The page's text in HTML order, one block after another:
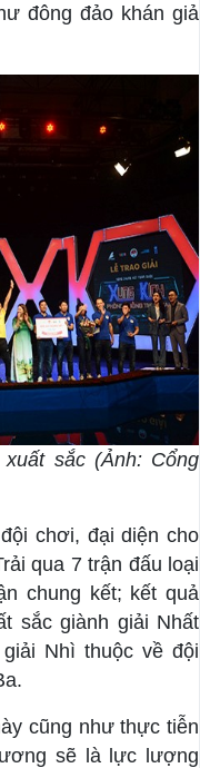
đông đảo khán giả
sắc (Ảnh: Cổng
chơi, đại diện cho
qua 7 trận đấu loại
chung kết; kết quả
sắc giành giải Nhất
Nhì thuộc về đội
cũng như thực tiễn
sẽ là lực lượng